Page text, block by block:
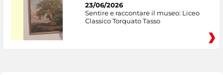
23/06/2026
Sentire e raccontare il museo: Liceo
Classico Torquato Tasso